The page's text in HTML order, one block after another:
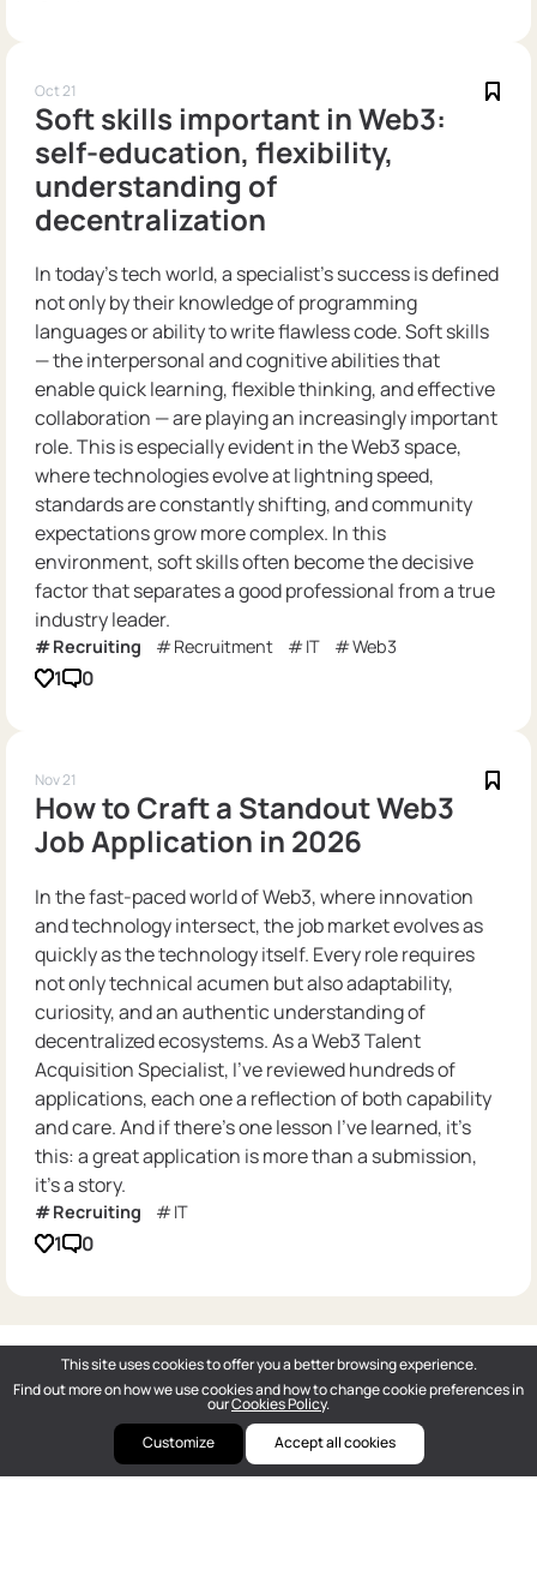
Oct 21
Soft skills important in Web3:
self-education, flexibility,
understanding of
decentralization
In today’s tech world, a specialist’s success is defined
not only by their knowledge of programming
languages or ability to write flawless code. Soft skills
— the interpersonal and cognitive abilities that
enable quick learning, flexible thinking, and effective
collaboration — are playing an increasingly important
role. This is especially evident in the Web3 space,
where technologies evolve at lightning speed,
standards are constantly shifting, and community
expectations grow more complex. In this
environment, soft skills often become the decisive
factor that separates a good professional from a true
industry leader.
Recruiting Recruitment IT Web3
1 0
Nov 21
How to Craft a Standout Web3
Job Application in 2026
In the fast-paced world of Web3, where innovation
and technology intersect, the job market evolves as
quickly as the technology itself. Every role requires
not only technical acumen but also adaptability,
curiosity, and an authentic understanding of
decentralized ecosystems. As a Web3 Talent
Acquisition Specialist, I’ve reviewed hundreds of
applications, each one a reflection of both capability
and care. And if there’s one lesson I’ve learned, it’s
this: a great application is more than a submission,
it’s a story.
Recruiting IT
1 0
This site uses cookies to offer you a better browsing experience.
Find out more on how we use cookies and how to change cookie preferences in
ourCookies Policy.
Customize
Accept all cookies